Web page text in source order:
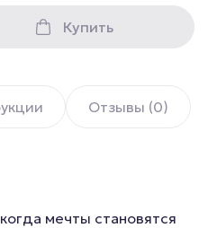
Купить
Отзывы (0)
мечты становятся